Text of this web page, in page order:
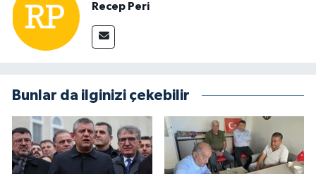
Recep Peri
Bunlar da ilginizi çekebilir